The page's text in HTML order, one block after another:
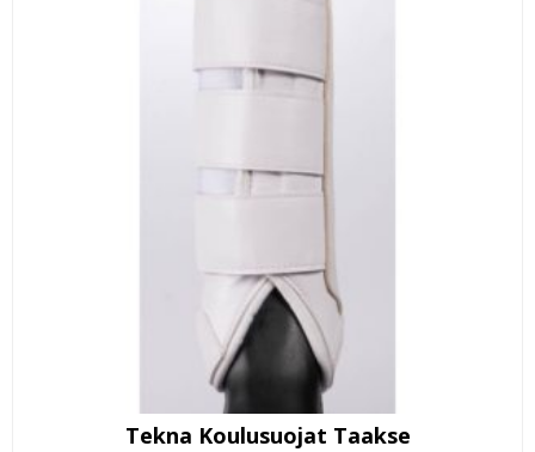
Tekna Koulusuojat Taakse